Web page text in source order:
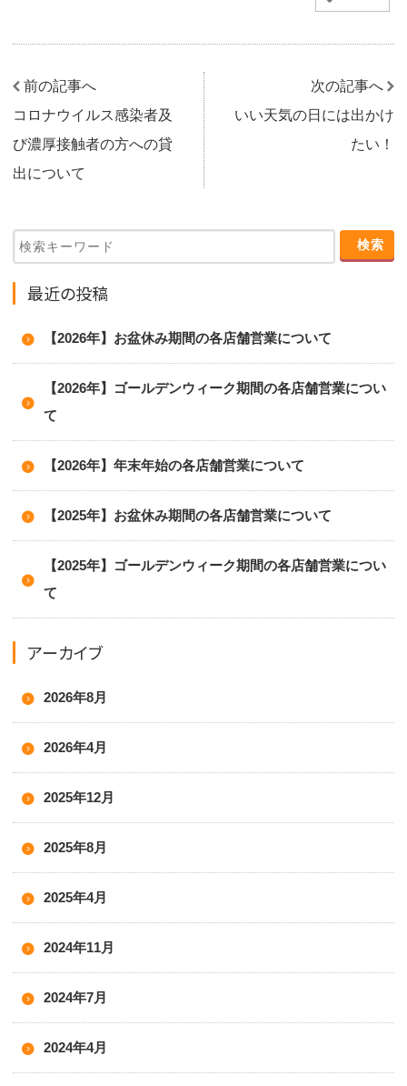
前の記事へ
コロナウイルス感染者及
び濃厚接触者の方への貸
出について
次の記事へ
いい天気の日には出かけ
たい！
最近の投稿
【2026年】お盆休み期間の各店舗営業について
【2026年】ゴールデンウィーク期間の各店舗営業につい
て
【2026年】年末年始の各店舗営業について
【2025年】お盆休み期間の各店舗営業について
【2025年】ゴールデンウィーク期間の各店舗営業につい
て
アーカイブ
2026年8月
2026年4月
2025年12月
2025年8月
2025年4月
2024年11月
2024年7月
2024年4月